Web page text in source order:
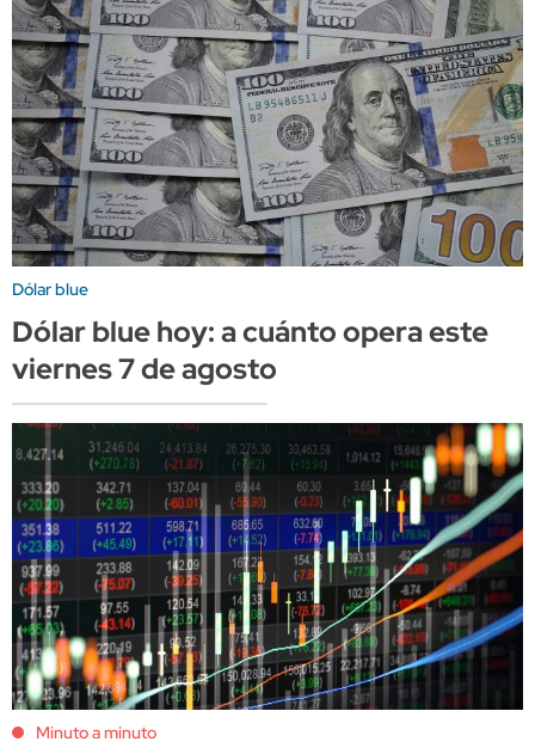
Dólar blue
Dólar blue hoy: a cuánto opera este
viernes 7 de agosto
Minuto a minuto